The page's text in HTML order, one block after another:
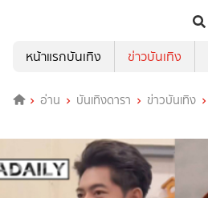
หน้าแรกบันเทิง
ข่าวบันเทิง
อ่าน บันเทิงดารา ข่าวบันเทิง